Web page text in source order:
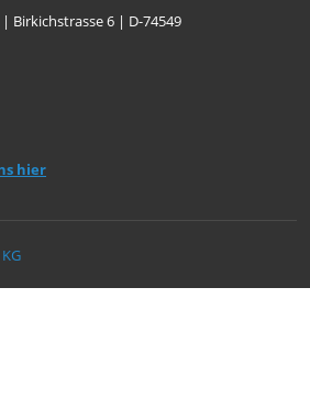
Birkichstrasse 6 | D-74549
hier